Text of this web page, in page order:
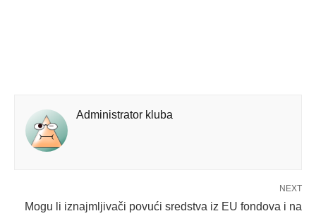
Administrator kluba
NEXT
Mogu li iznajmljivači povući sredstva iz EU fondova i na